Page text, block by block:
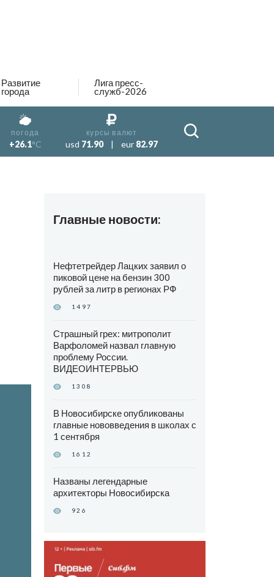
Развитие
города
Лига пресс-
служб-2026
погода
+26.1°C
курсы валют
usd 71.90 | eur 82.97
Главные новости:
Нефтетрейдер Лацких заявил о
пиковой цене на бензин 300
рублей за литр в регионах РФ
1497
Страшный грех: митрополит
Варфоломей назвал главную
проблему России.
ВИДЕОИНТЕРВЬЮ
1308
В Новосибирске опубликованы
главные нововведения в школах с
1 сентября
1612
Названы легендарные
архитекторы Новосибирска
926